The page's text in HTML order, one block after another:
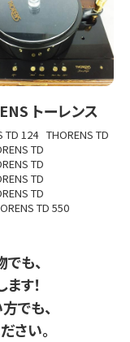
トーレンス
TD 124 THORENS TD
TD
TD
TD
TD
TD 550
も、
す！
でも、
さい。